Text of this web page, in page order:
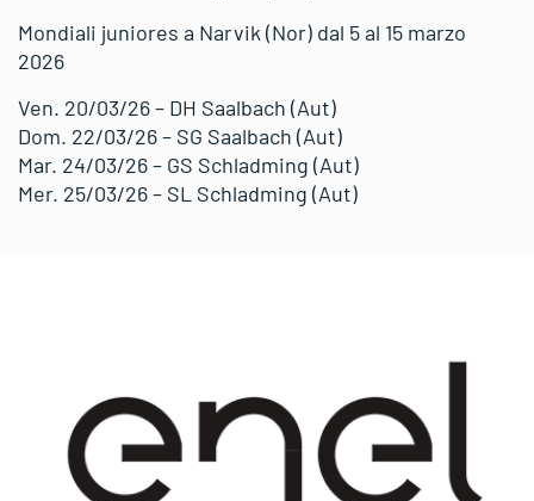
Mondiali juniores a Narvik (Nor) dal 5 al 15 marzo
2026
Ven. 20/03/26 – DH Saalbach (Aut)
Dom. 22/03/26 – SG Saalbach (Aut)
Mar. 24/03/26 – GS Schladming (Aut)
Mer. 25/03/26 – SL Schladming (Aut)